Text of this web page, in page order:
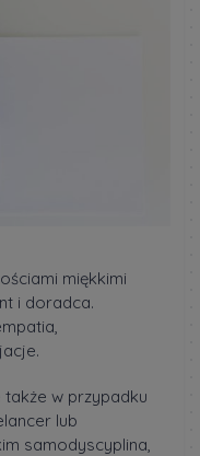
miękkimi
i doradca.
w przypadku
lub
samodyscyplina,